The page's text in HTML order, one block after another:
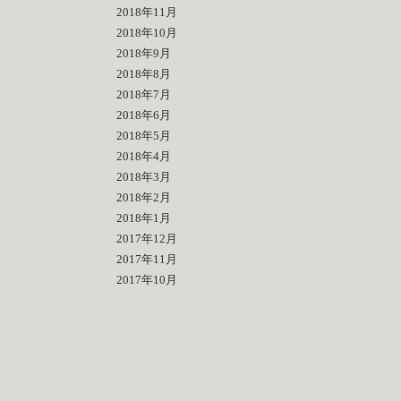
2018年11月
2018年10月
2018年9月
2018年8月
2018年7月
2018年6月
2018年5月
2018年4月
2018年3月
2018年2月
2018年1月
2017年12月
2017年11月
2017年10月